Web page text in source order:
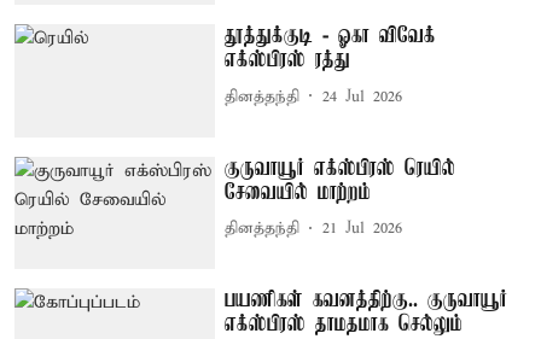
தூத்துக்குடி - ஓகா விவேக்
எக்ஸ்பிரஸ் ரத்து
தினத்தந்தி 24 Jul 2026
குருவாயூர் எக்ஸ்பிரஸ் ரெயில்
சேவையில் மாற்றம்
தினத்தந்தி 21 Jul 2026
பயணிகள் கவனத்திற்கு.. குருவாயூர்
எக்ஸ்பிரஸ் தாமதமாக செல்லும்